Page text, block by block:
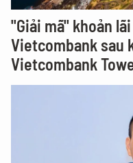
"Giải mã" khoản
Vietcombank sau
Vietcombank